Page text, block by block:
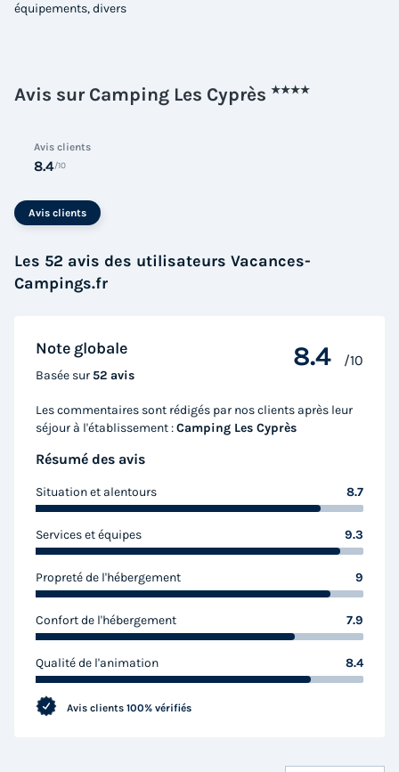
Meilleur prix pour 2 nuits
Voir les logements
MOBILHOME 8 personnes - CONFORT Mobil
Terrasse semi couverte 6/8 pers
Annulation gratuite
Surface
30m²
Adultes
4
Enfants
4
Chambres
3
Salle de bain
Terrasse semi-couverte
Congélateur Réfrigérateur
MOBILHOME 8 personnes - CONFORT Mobil home 3ch.
EMBRUNS (2017) 30m² + Terrasse semi couverte 6/8 pers
du14/09/2026au16/09/2026
Meilleur prix pour 2 nuits
Modifier les dates
118 €
Voir les logements
équipements, divers
Avis sur Camping Les Cyprès ★★★★
Avis clients
8.4/10
Avis clients
Les 52 avis des utilisateurs Vacances-
Campings.fr
Note globale
Basée sur52 avis
8.4 /10
Les commentaires sont rédigés par nos clients après leur
séjour à l'établissement :Camping Les Cyprès
Résumé des avis
Situation et alentours 8.7
Services et équipes 9.3
Propreté de l'hébergement 9
Confort de l'hébergement 7.9
Qualité de l'animation 8.4
Avis clients 100% vérifiés